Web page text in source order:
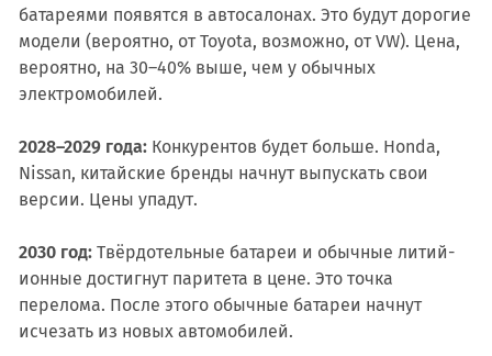
батареями появятся в автосалонах. Это будут дорогие
модели (вероятно, от Toyota, возможно, от VW). Цена,
вероятно, на 30–40% выше, чем у обычных
электромобилей.
2028–2029 года:Конкурентов будет больше. Honda,
Nissan, китайские бренды начнут выпускать свои
версии. Цены упадут.
2030 год:Твёрдотельные батареи и обычные литий-
ионные достигнут паритета в цене. Это точка
перелома. После этого обычные батареи начнут
исчезать из новых автомобилей.